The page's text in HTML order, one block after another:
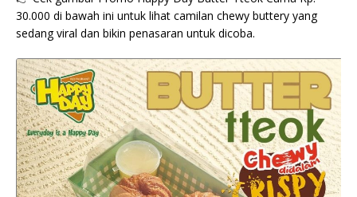
30.000 di bawah ini untuk lihat camilan chewy buttery yang
sedang viral dan bikin penasaran untuk dicoba.